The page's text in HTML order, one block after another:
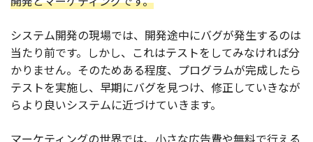
システム開発の現場では、開発途中にバグが発生するのは
当たり前です。しかし、これはテストをしてみなければ分
かりません。そのためある程度、プログラムが完成したら
テストを実施し、早期にバグを見つけ、修正していきなが
らより良いシステムに近づけていきます。